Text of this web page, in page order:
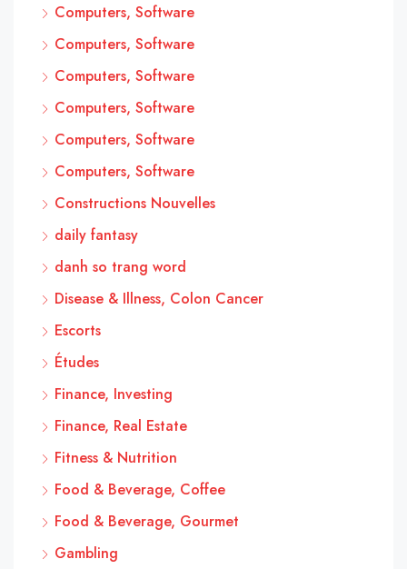
Computers, Software
Computers, Software
Computers, Software
Computers, Software
Computers, Software
Computers, Software
Constructions Nouvelles
daily fantasy
danh so trang word
Disease & Illness, Colon Cancer
Escorts
Études
Finance, Investing
Finance, Real Estate
Fitness & Nutrition
Food & Beverage, Coffee
Food & Beverage, Gourmet
Gambling